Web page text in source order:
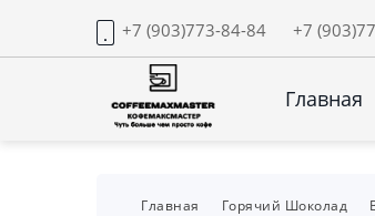
+7 (903)773-84-84 +7
Главная
Главная Горячий Шоколад